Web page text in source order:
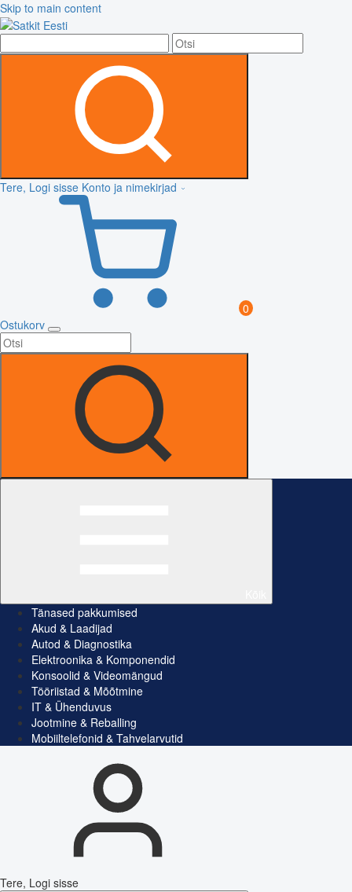
Skip to main content
Tere, Logi sisse Konto ja nimekirjad
0
Ostukorv
Tänased pakkumised
Akud & Laadijad
Autod & Diagnostika
Elektroonika & Komponendid
Konsoolid & Videomängud
Tööriistad & Mõõtmine
IT & Ühenduvus
Jootmine & Reballing
Mobiiltelefonid & Tahvelarvutid
Tere, Logi sisse